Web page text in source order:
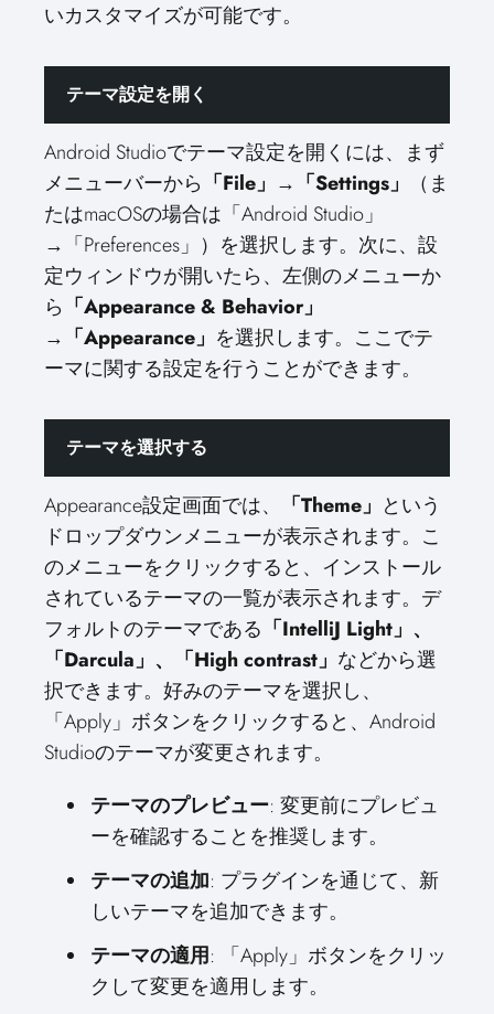
いカスタマイズが可能です。
テーマ設定を開く
Android Studioでテーマ設定を開くには、まず
メニューバーから 「File」→「Settings」
（ま
たはmacOSの場合は「Android Studio」
→「Preferences」）を選択します。次に、設
定ウィンドウが開いたら、左側のメニューか
ら 「Appearance & Behavior」
→「Appearance」 を選択します。ここでテ
ーマに関する設定を行うことができます。
テーマを選択する
Appearance設定画面では、 「Theme」 という
ドロップダウンメニューが表示されます。こ
のメニューをクリックすると、インストール
されているテーマの一覧が表示されます。デ
フォルトのテーマである 「IntelliJ Light」、
「Darcula」、「High contrast」 などから選
択できます。好みのテーマを選択し、
「Apply」ボタンをクリックすると、Android
Studioのテーマが変更されます。
テーマのプレビュー: 変更前にプレビュ
ーを確認することを推奨します。
テーマの追加: プラグインを通じて、新
しいテーマを追加できます。
テーマの適用: 「Apply」ボタンをクリッ
クして変更を適用します。